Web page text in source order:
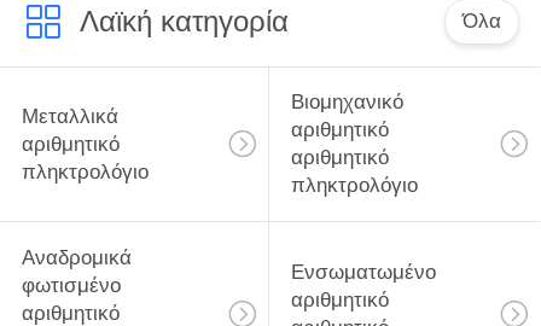
Λαϊκή κατηγορία Όλα
Μεταλλικά
αριθμητικό
πληκτρολόγιο
Βιομηχανικό
αριθμητικό
αριθμητικό
πληκτρολόγιο
Αναδρομικά
φωτισμένο
αριθμητικό
Ενσωματωμένο
αριθμητικό